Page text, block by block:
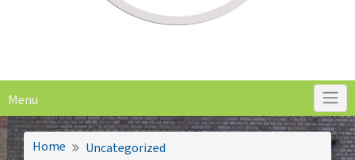
Menu
Home
Uncategorized